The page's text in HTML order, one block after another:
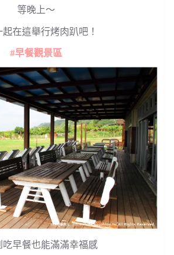
等晚上～
在這舉行烤肉趴吧！
#早餐觀景區
吃早餐也能滿滿幸福感